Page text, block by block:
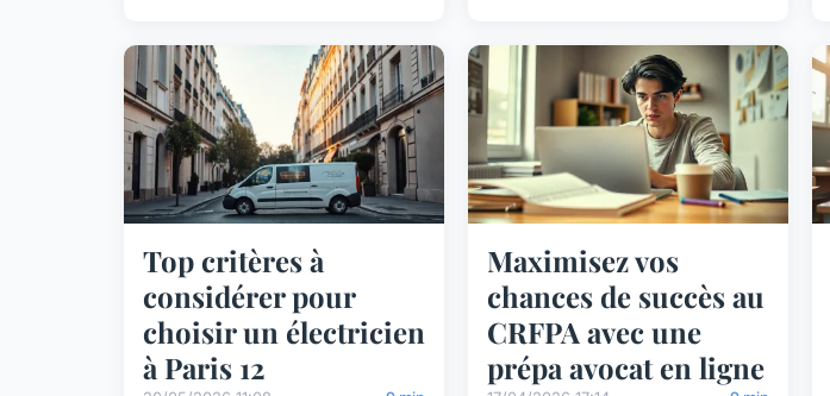
Top critères à
considérer pour
choisir un électricien
à Paris 12
Maximisez vos
chances de succès au
CRFPA avec une
prépa avocat en ligne